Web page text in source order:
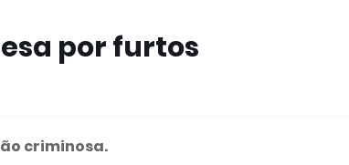
por furtos
criminosa.